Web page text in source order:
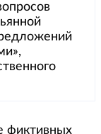
фиктивных